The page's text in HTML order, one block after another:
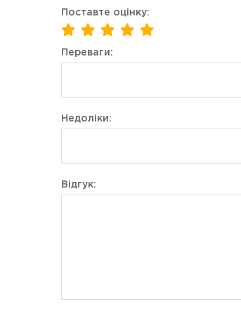
Поставте оцінку:
Переваги:
Недоліки:
Відгук: